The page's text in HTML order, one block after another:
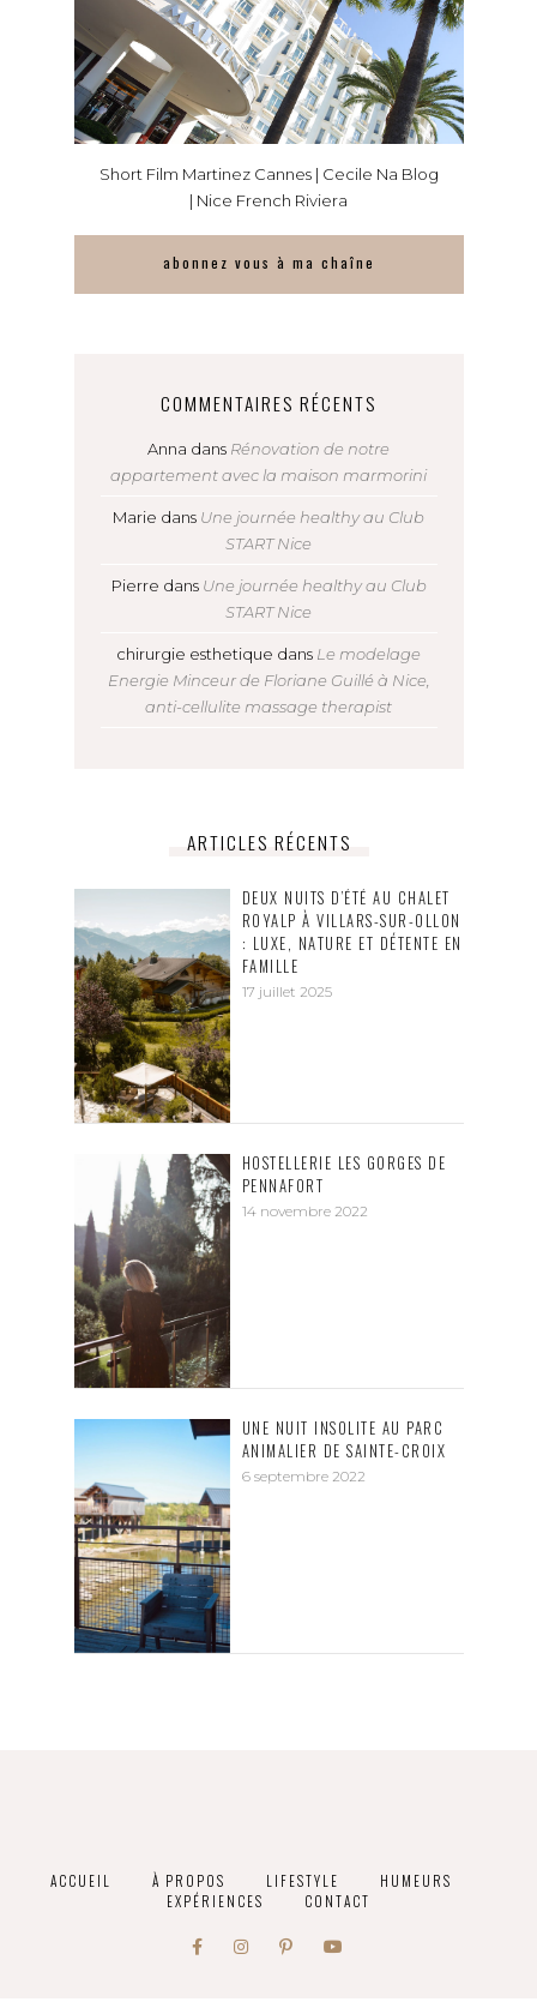
Short Film Martinez Cannes | Cecile Na Blog
| Nice French Riviera
abonnez vous à ma chaîne
COMMENTAIRES RÉCENTS
Anna dans Rénovation de notre
appartement avec la maison marmorini
Marie dans Une journée healthy au Club
START Nice
Pierre dans Une journée healthy au Club
START Nice
chirurgie esthetique dans Le modelage
Energie Minceur de Floriane Guillé à Nice,
anti-cellulite massage therapist
ARTICLES RÉCENTS
DEUX NUITS D’ÉTÉ AU CHALET
ROYALP À VILLARS-SUR-OLLON
: LUXE, NATURE ET DÉTENTE EN
FAMILLE
17 juillet 2025
HOSTELLERIE LES GORGES DE
PENNAFORT
14 novembre 2022
UNE NUIT INSOLITE AU PARC
ANIMALIER DE SAINTE-CROIX
6 septembre 2022
ACCUEIL À PROPOS LIFESTYLE
HUMEURS
EXPÉRIENCES
CONTACT